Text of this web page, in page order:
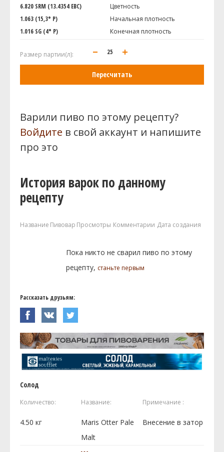
6.820 SRM (13.4354 EBC)
Цветность
1.063 (15,3° P)
Начальная плотность
1.016 SG (4° P)
Конечная плотность
Размер партии(л):
Пересчитать
Варили пиво по этому рецепту?
Войдите в свой аккаунт и напишите
про это
История варок по данному
рецепту
Название Пивовар Просмотры Комментарии Дата создания
Пока никто не сварил пиво по этому
рецепту, станьте первым
Рассказать друзьям:
Солод
Количество: Название: Примечание :
4.50 кг
Maris Otter Pale
Malt
Внесение в затор